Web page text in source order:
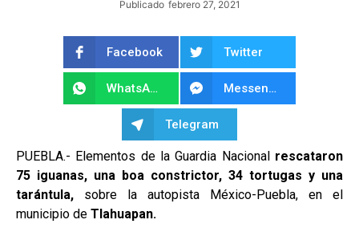
Publicado febrero 27, 2021
Facebook Twitter
WhatsApp Messenger
Telegram
PUEBLA.- Elementos de la Guardia Nacionalrescataron
75 iguanas, una boa constrictor, 34 tortugas y una
tarántula, sobre la autopista México-Puebla, en el
municipio de Tlahuapan.